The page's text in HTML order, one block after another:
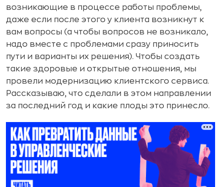
возникающие в процессе работы проблемы,
даже если после этого у клиента возникнут к
вам вопросы (а чтобы вопросов не возникало,
надо вместе с проблемами сразу приносить
пути и варианты их решения). Чтобы создать
такие здоровые и открытые отношения, мы
провели модернизацию клиентского сервиса.
Рассказываю, что сделали в этом направлении
за последний год и какие плоды это принесло.